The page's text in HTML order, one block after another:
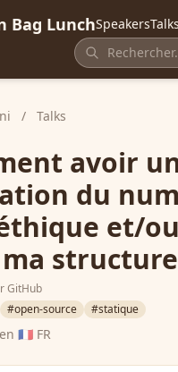
Bag LunchSpeakersTalks
/ Talks
avoir
du
et/
GitHub
#open-source #statique
🇫🇷 FR